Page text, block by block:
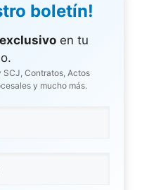
boletín!
en tu
Contratos, Actos
y mucho más.